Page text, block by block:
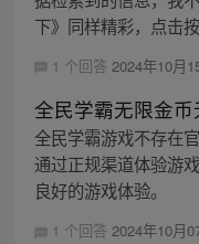
下》同样精彩，点击
1 个回答 2024年10月
全民学霸无限金
全民学霸游戏不存在
通过正规渠道体验游
良好的游戏体验。
1 个回答 2024年10月